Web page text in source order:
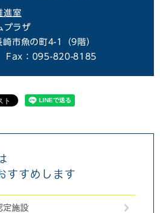
進室
プラザ
崎市魚の町4-1（9階）
Fax：095-820-8185
すすめします
定施設